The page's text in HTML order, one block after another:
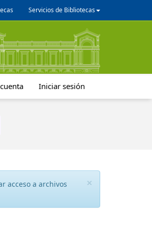
Servicios de Bibliotecas
Iniciar sesión
×
acceso a archivos